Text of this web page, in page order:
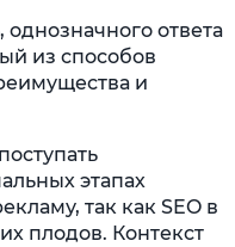
ответа
из способов
и
этапах
так как SEO в
плодов. Контекст